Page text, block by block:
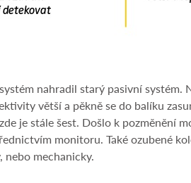
nahradil starý pasivní
větší a pěkně se do balíku
je stále šest. Došlo k pozměnění
monitoru. Také ozubené
mechanicky.